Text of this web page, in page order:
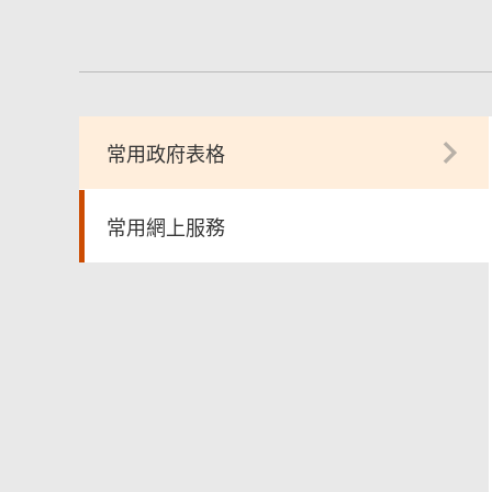
常用政府表格
常用網上服務